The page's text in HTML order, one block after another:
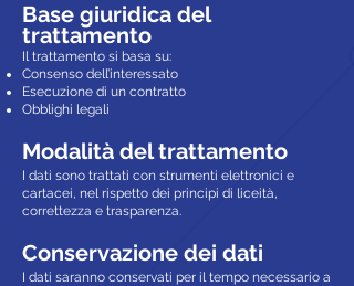
Base giuridica del
trattamento
Il trattamento si basa su:
Consenso dell’interessato
Esecuzione di un contratto
Obblighi legali
Modalità del trattamento
I dati sono trattati con strumenti elettronici e
cartacei, nel rispetto dei principi di liceità,
correttezza e trasparenza.
Conservazione dei dati
I dati saranno conservati per il tempo necessario a